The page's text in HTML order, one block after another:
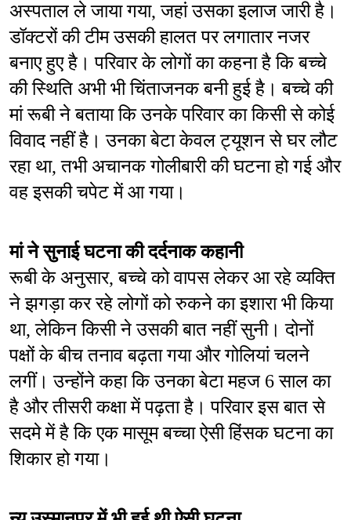
अस्पताल ले जाया गया, जहां उसका इलाज जारी है।
डॉक्टरों की टीम उसकी हालत पर लगातार नजर
बनाए हुए है। परिवार के लोगों का कहना है कि बच्चे
की स्थिति अभी भी चिंताजनक बनी हुई है। बच्चे की
मां रूबी ने बताया कि उनके परिवार का किसी से कोई
विवाद नहीं है। उनका बेटा केवल ट्यूशन से घर लौट
रहा था, तभी अचानक गोलीबारी की घटना हो गई और
वह इसकी चपेट में आ गया।
मां ने सुनाई घटना की दर्दनाक कहानी
रूबी के अनुसार, बच्चे को वापस लेकर आ रहे व्यक्ति
ने झगड़ा कर रहे लोगों को रुकने का इशारा भी किया
था, लेकिन किसी ने उसकी बात नहीं सुनी। दोनों
पक्षों के बीच तनाव बढ़ता गया और गोलियां चलने
लगीं। उन्होंने कहा कि उनका बेटा महज 6 साल का
है और तीसरी कक्षा में पढ़ता है। परिवार इस बात से
सदमे में है कि एक मासूम बच्चा ऐसी हिंसक घटना का
शिकार हो गया।